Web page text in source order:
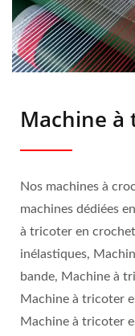
Machine
Nos machines à
machines dédiées
à tricoter en
inélastiques,
bande, Machine à
Machine à tricoter
Machine à tricoter